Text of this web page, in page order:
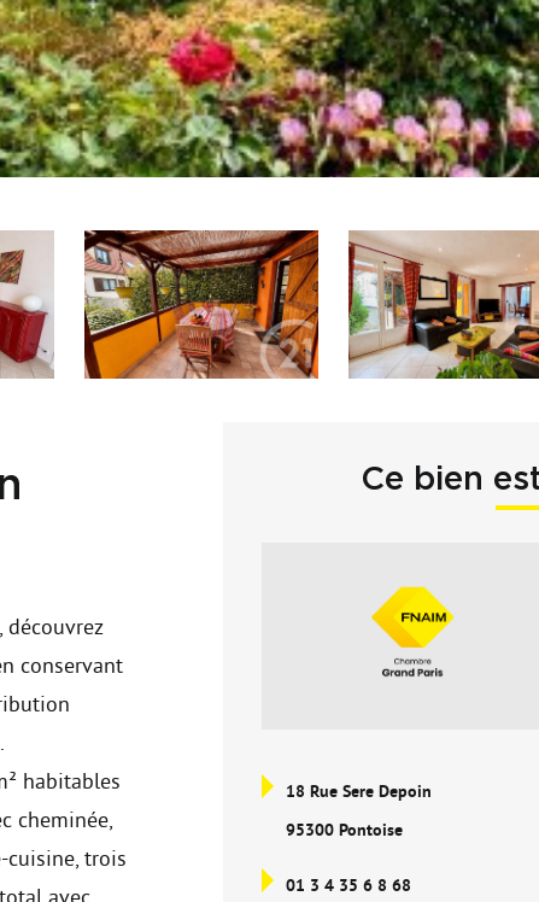
conservant
habitables
cheminée,
cuisine, trois
Ce bien
18 Rue Sere Depoin
95300 Pontoise
01 3 4 35 6 8 68